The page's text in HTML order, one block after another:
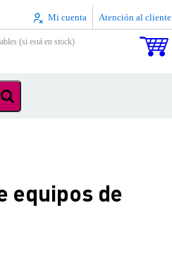
Mi cuenta Atención al cliente
(si está en stock)
equipos de